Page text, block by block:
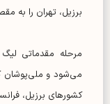
برزیل، تهران را به
می‌شود و ملی‌پوشان
کشور‌های برزیل،